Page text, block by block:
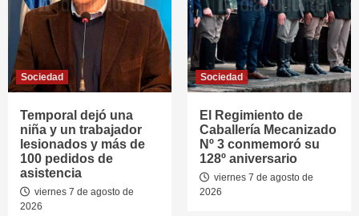
Sociedad
Temporal dejó una
niña y un trabajador
lesionados y más de
100 pedidos de
asistencia
viernes 7 de agosto de
2026
Sociedad
El Regimiento de
Caballería Mecanizado
Nº 3 conmemoró su
128º aniversario
viernes 7 de agosto de
2026